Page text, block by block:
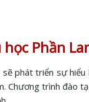
Phần
phát triển sự
Chương trình